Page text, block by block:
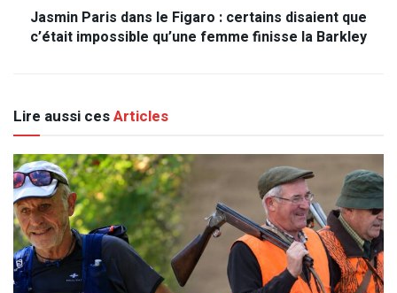
Jasmin Paris dans le Figaro : certains disaient que
c’était impossible qu’une femme finisse la Barkley
Lire aussi cesArticles